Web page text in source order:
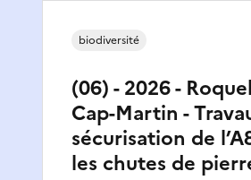
(06) - 2026 -
Cap-Martin -
sécurisation de
les chutes de
biodiversité